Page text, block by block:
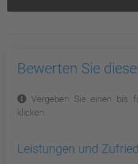
Bewerten Sie
Vergeben Sie einen bis
klicken.
Leistungen und